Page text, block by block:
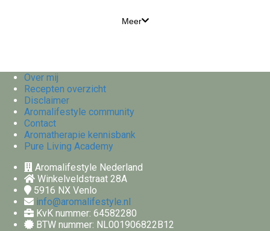
Meer
Over mij
Recepten overzicht
Disclaimer
Aromalifestyle community
Contact
Aromatherapie kennisbank
Pure Living Academy
Aromalifestyle Nederland
Winkelveldstraat 28A
5916 NX Venlo
info@aromalifestyle.nl
KvK nummer: 64582280
BTW nummer: NL001906822B12